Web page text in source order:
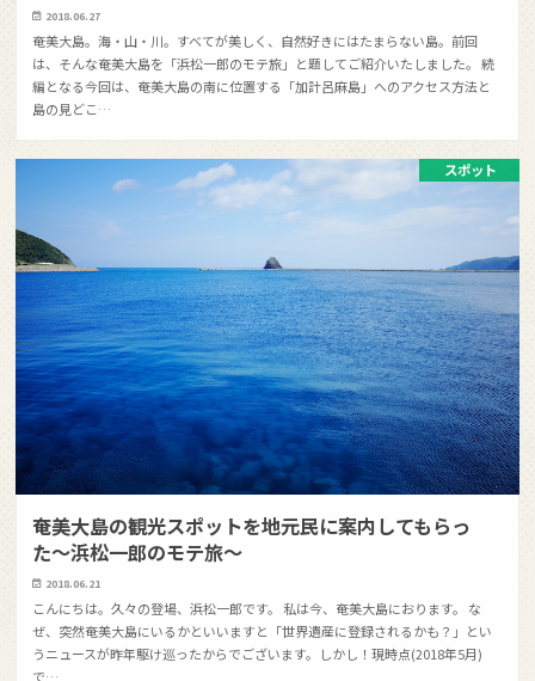
2018.06.27
奄美大島。海・山・川。すべてが美しく、自然好きにはたまらない島。前回
は、そんな奄美大島を「浜松一郎のモテ旅」と題してご紹介いたしました。 続
編となる今回は、奄美大島の南に位置する「加計呂麻島」へのアクセス方法と
島の見どこ…
スポット
奄美大島の観光スポットを地元民に案内してもらっ
た〜浜松一郎のモテ旅〜
2018.06.21
こんにちは。久々の登場、浜松一郎です。 私は今、奄美大島におります。 な
ぜ、突然奄美大島にいるかといいますと「世界遺産に登録されるかも？」とい
うニュースが昨年駆け巡ったからでございます。しかし！現時点(2018年5月)
で…